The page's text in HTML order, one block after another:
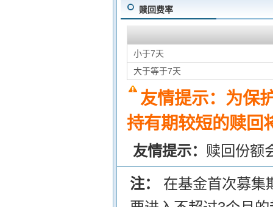
赎回费率
小于7天
大于等于7天
友情提示：为保
持有期较短的赎回
友情提示： 赎回份额
注： 在基金首次募集